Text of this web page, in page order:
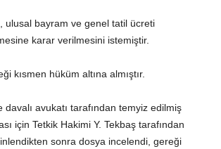
ulusal bayram ve genel tatil ücreti
karar verilmesini istemiştir.
kısmen hüküm altına almıştır.
avukatı tarafından temyiz edilmiş
için Tetkik Hakimi Y. Tekbaş tarafından
sonra dosya incelendi, gereği